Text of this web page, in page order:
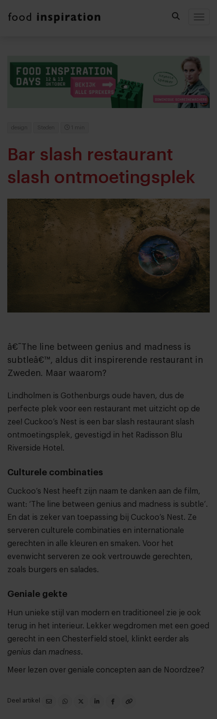
design Steden 1 min
Bar slash restaurant
slash ontmoetingsplek
â€˜The line between genius and madness is
subtleâ€™, aldus dit inspirerende restaurant in
Zweden. Maar waarom?
Lindholmen is Gothenburgs oude haven, dus de
perfecte plek voor een restaurant met uitzicht op de
zee! Cuckoo’s Nest is een bar slash restaurant slash
ontmoetingsplek, gevestigd in het Radisson Blu
Riverside Hotel .
Culturele combinaties
Cuckoo’s Nest heeft zijn naam te danken aan de film,
want: ‘The line between genius and madness is subtle’.
En dat is zeker van toepassing bij Cuckoo’s Nest. Ze
serveren culturele combinaties en internationale
gerechten in alle kleuren en smaken. Voor het
evenwicht serveren ze ook vertrouwde gerechten,
zoals burgers en salades.
Geniale gekte
Hun unieke stijl van modern en traditioneel zie je ook
terug in het interieur. Lekker wegdromen met een goed
gerecht in een Chesterfield stoel, klinkt eerder als
genius dan madness.
Meer lezen over geniale concepten aan de Noordzee?
Deel artikel